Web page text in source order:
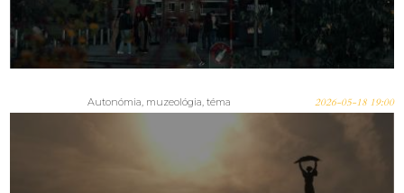
Autonómia, muzeológia, téma 2026-05-18 19:00